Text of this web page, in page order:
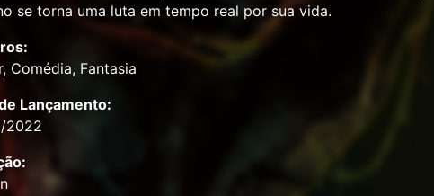
se torna uma luta em tempo real por sua vida.
Comédia, Fantasia
Lançamento:
2022